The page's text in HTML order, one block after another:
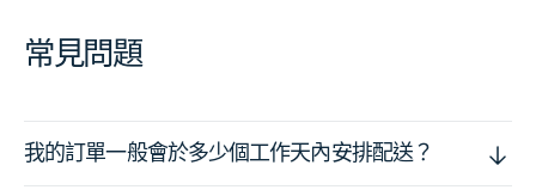
常見問題
我的訂單一般會於多少個工作天內安排配送？